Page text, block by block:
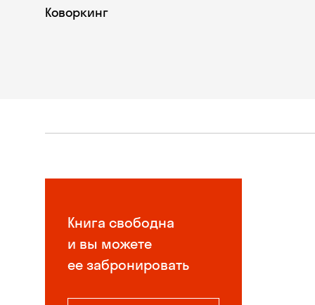
Коворкинг
Книга свободна
и вы можете
ее забронировать